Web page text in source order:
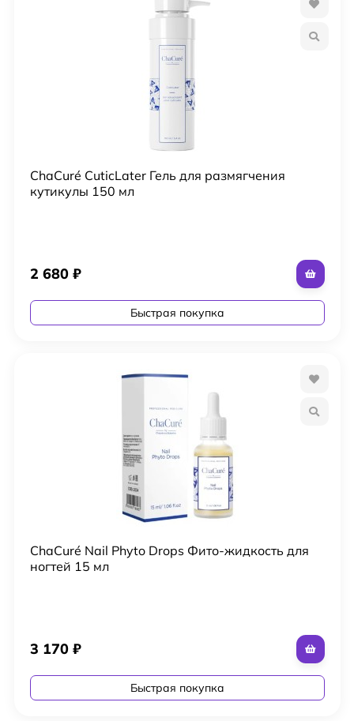
ChaCuré CuticLater Гель для размягчения
кутикулы 150 мл
2 680 ₽
Быстрая покупка
ChaCuré Nail Phyto Drops Фито-жидкость для
ногтей 15 мл
3 170 ₽
Быстрая покупка